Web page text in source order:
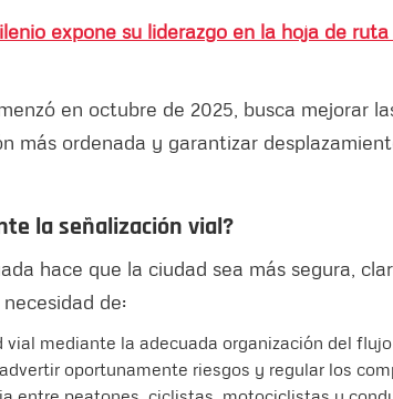
expone su liderazgo en la hoja de
en octubre de 2025, busca mejorar
más ordenada y garantizar
la señalización vial?
hace que la ciudad sea más segura,
de:
vial mediante la adecuada organización del
oportunamente riesgos y regular los